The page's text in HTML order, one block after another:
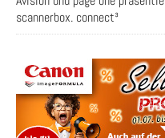
scannerbox. connect³